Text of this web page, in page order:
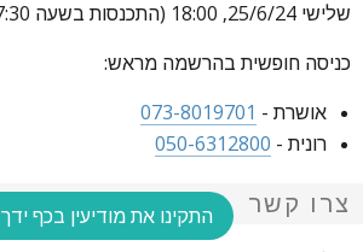
שלישי 25/6/24, 18:00 (התכנסות בשעה 17:30).
כניסה חופשית בהרשמה מראש:
אושרת - 073-8019701
רונית - 050-6312800
צרו קשר התקינו את מודיעין בכף ידך